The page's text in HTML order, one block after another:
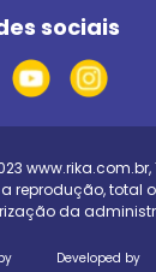
sociais
www.rika.com.br,
a reprodução,
da
Developed by